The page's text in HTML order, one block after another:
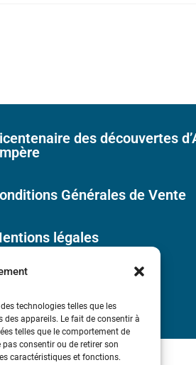
technologies telles que les
appareils. Le fait de consentir à
telles que le comportement de
consentir ou de retirer son
caractéristiques et fonctions.
des découvertes
Générales de Vente
légales